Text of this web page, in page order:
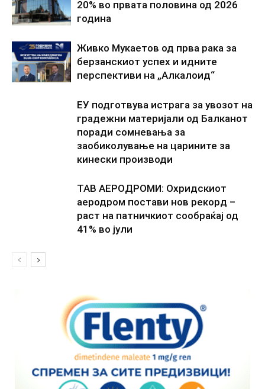
20% во првата половина од 2026
година
Живко Мукаетов од прва рака за
берзанскиот успех и идните
перспективи на „Алкалоид“
ЕУ подготвува истрага за увозот на
градежни материјали од Балканот
поради сомневања за
заобиколување на царините за
кинески производи
ТАВ АЕРОДРОМИ: Охридскиот
аеродром постави нов рекорд –
раст на патничкиот сообраќај од
41% во јули